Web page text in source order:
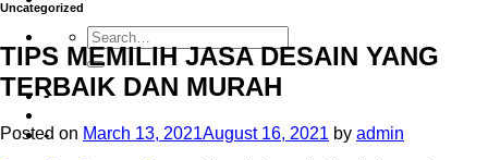
-
-
Uncategorized
TIPS MEMILIH JASA DESAIN YANG
TERBAIK DAN MURAH
Posted on March 13, 2021August 16, 2021 by admin